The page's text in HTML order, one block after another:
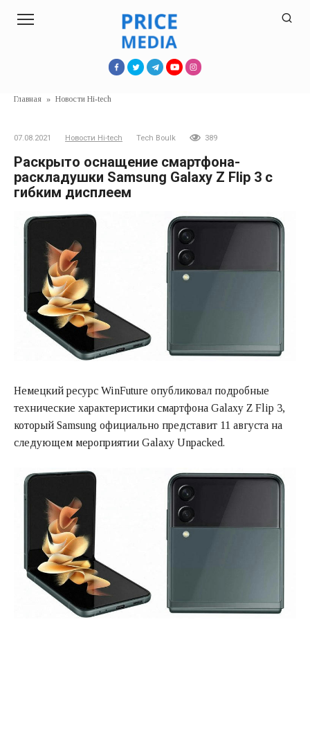
Главная » Новости Hi-tech
07.08.2021 Новости Hi-tech Tech Boulk 389
Раскрыто оснащение смартфона-
раскладушки Samsung Galaxy Z Flip 3 с
гибким дисплеем
Немецкий ресурс WinFuture опубликовал подробные
технические характеристики смартфона Galaxy Z Flip 3,
который Samsung официально представит 11 августа на
следующем мероприятии Galaxy Unpacked.